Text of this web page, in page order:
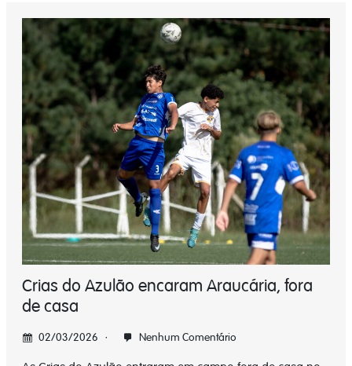
Crias do Azulão encaram Araucária, fora
de casa
02/03/2026 Nenhum Comentário